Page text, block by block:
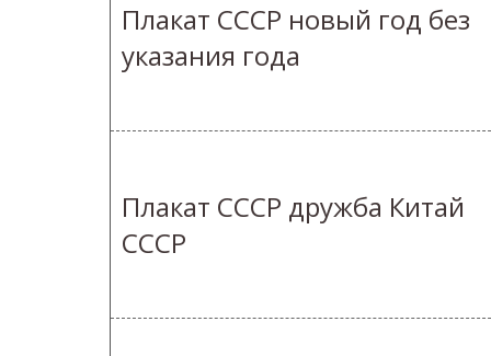
Плакат СССР новый год без
указания года
Плакат СССР дружба Китай
СССР